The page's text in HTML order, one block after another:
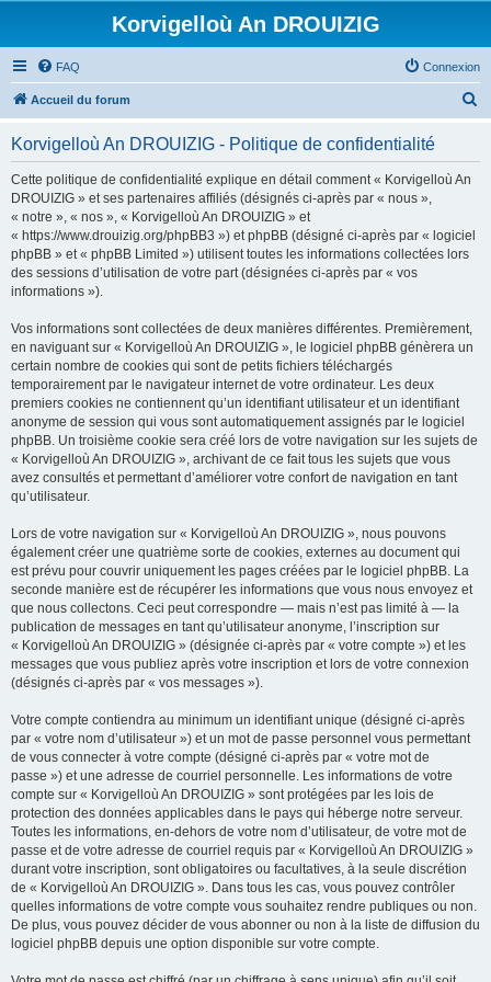
Korvigelloù An DROUIZIG
FAQ Connexion
Accueil du forum
Korvigelloù An DROUIZIG - Politique de confidentialité
Cette politique de confidentialité explique en détail comment « Korvigelloù An
DROUIZIG » et ses partenaires affiliés (désignés ci-après par « nous »,
« notre », « nos », « Korvigelloù An DROUIZIG » et
« https://www.drouizig.org/phpBB3 ») et phpBB (désigné ci-après par « logiciel
phpBB » et « phpBB Limited ») utilisent toutes les informations collectées lors
des sessions d’utilisation de votre part (désignées ci-après par « vos
informations »).
Vos informations sont collectées de deux manières différentes. Premièrement,
en naviguant sur « Korvigelloù An DROUIZIG », le logiciel phpBB génèrera un
certain nombre de cookies qui sont de petits fichiers téléchargés
temporairement par le navigateur internet de votre ordinateur. Les deux
premiers cookies ne contiennent qu’un identifiant utilisateur et un identifiant
anonyme de session qui vous sont automatiquement assignés par le logiciel
phpBB. Un troisième cookie sera créé lors de votre navigation sur les sujets de
« Korvigelloù An DROUIZIG », archivant de ce fait tous les sujets que vous
avez consultés et permettant d’améliorer votre confort de navigation en tant
qu’utilisateur.
Lors de votre navigation sur « Korvigelloù An DROUIZIG », nous pouvons
également créer une quatrième sorte de cookies, externes au document qui
est prévu pour couvrir uniquement les pages créées par le logiciel phpBB. La
seconde manière est de récupérer les informations que vous nous envoyez et
que nous collectons. Ceci peut correspondre — mais n’est pas limité à — la
publication de messages en tant qu’utilisateur anonyme, l’inscription sur
« Korvigelloù An DROUIZIG » (désignée ci-après par « votre compte ») et les
messages que vous publiez après votre inscription et lors de votre connexion
(désignés ci-après par « vos messages »).
Votre compte contiendra au minimum un identifiant unique (désigné ci-après
par « votre nom d’utilisateur ») et un mot de passe personnel vous permettant
de vous connecter à votre compte (désigné ci-après par « votre mot de
passe ») et une adresse de courriel personnelle. Les informations de votre
compte sur « Korvigelloù An DROUIZIG » sont protégées par les lois de
protection des données applicables dans le pays qui héberge notre serveur.
Toutes les informations, en-dehors de votre nom d’utilisateur, de votre mot de
passe et de votre adresse de courriel requis par « Korvigelloù An DROUIZIG »
durant votre inscription, sont obligatoires ou facultatives, à la seule discrétion
de « Korvigelloù An DROUIZIG ». Dans tous les cas, vous pouvez contrôler
quelles informations de votre compte vous souhaitez rendre publiques ou non.
De plus, vous pouvez décider de vous abonner ou non à la liste de diffusion du
logiciel phpBB depuis une option disponible sur votre compte.